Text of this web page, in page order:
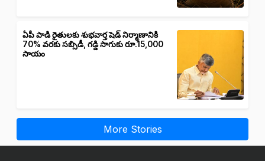
ఏపీ పాడి రైతులకు శుభవార్త షెడ్ నిర్మాణానికి
70% వరకు సబ్సిడీ, గడ్డి సాగుకు రూ.15,000
సాయం
More Stories